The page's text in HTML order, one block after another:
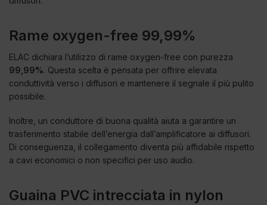
Rame oxygen-free 99,99%
ELAC dichiara l’utilizzo di rame oxygen-free con purezza
99,99%. Questa scelta è pensata per offrire elevata
conduttività verso i diffusori e mantenere il segnale il più pulito
possibile.
Inoltre, un conduttore di buona qualità aiuta a garantire un
trasferimento stabile dell’energia dall’amplificatore ai diffusori.
Di conseguenza, il collegamento diventa più affidabile rispetto
a cavi economici o non specifici per uso audio.
Guaina PVC intrecciata in nylon